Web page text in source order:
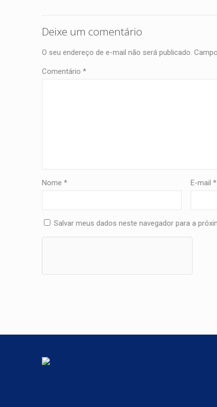
Deixe um comentário
O seu endereço de e-mail não será publicado.
Comentário *
Nome * E-mail*
Salvar meus dados neste navegador para a